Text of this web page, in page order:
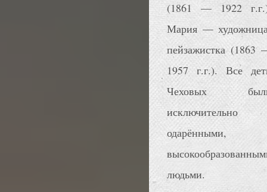
(1861 — 1922
Мария —
пейзажистка (1863
1957 г.г.). Все
Чеховых
исключительно
одарёнными,
людьми.